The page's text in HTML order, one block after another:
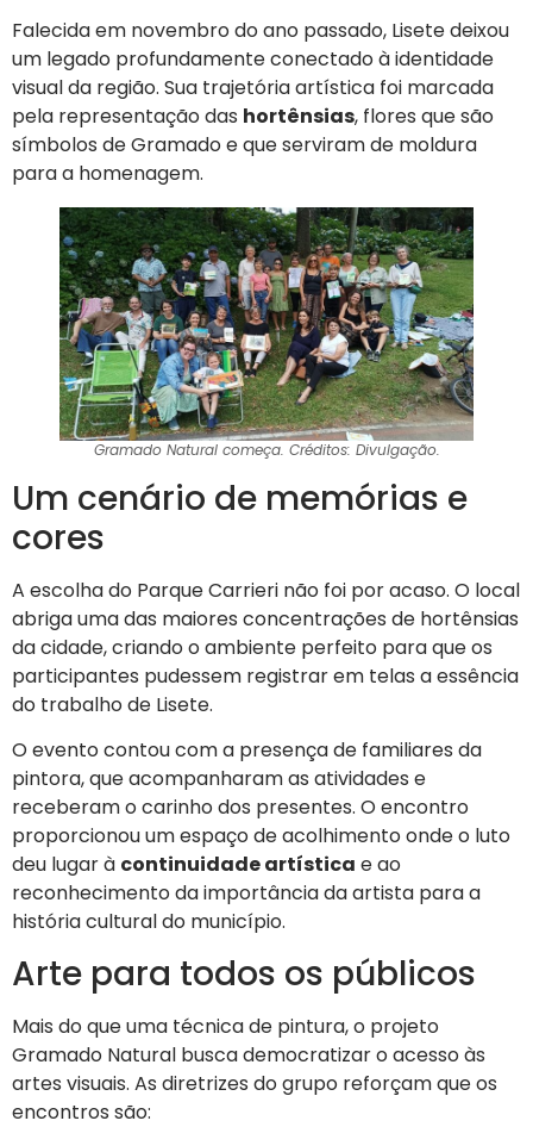
Falecida em novembro do ano passado, Lisete deixou
um legado profundamente conectado à identidade
visual da região. Sua trajetória artística foi marcada
pela representação das hortênsias, flores que são
símbolos de Gramado e que serviram de moldura
para a homenagem.
Gramado Natural começa. Créditos: Divulgação.
Um cenário de memórias e
cores
A escolha do Parque Carrieri não foi por acaso. O local
abriga uma das maiores concentrações de hortênsias
da cidade, criando o ambiente perfeito para que os
participantes pudessem registrar em telas a essência
do trabalho de Lisete.
O evento contou com a presença de familiares da
pintora, que acompanharam as atividades e
receberam o carinho dos presentes. O encontro
proporcionou um espaço de acolhimento onde o luto
deu lugar à continuidade artística e ao
reconhecimento da importância da artista para a
história cultural do município.
Arte para todos os públicos
Mais do que uma técnica de pintura, o projeto
Gramado Natural busca democratizar o acesso às
artes visuais. As diretrizes do grupo reforçam que os
encontros são: